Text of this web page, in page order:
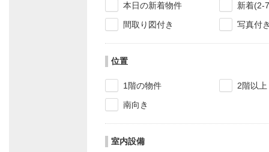
本日の新着物件
新着(2-
間取り図付き
写真付
位置
1階の物件
2階以上
南向き
室内設備